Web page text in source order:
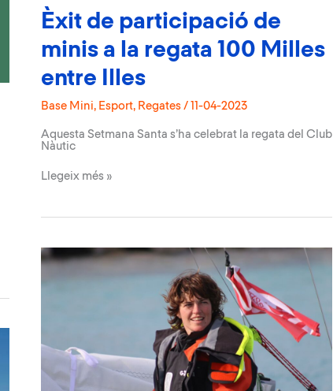
Èxit de participació de
minis a la regata 100 Milles
entre Illes
Base Mini, Esport, Regates / 11-04-2023
Aquesta Setmana Santa s’ha celebrat la regata del Club
Nàutic
Èxit
de
a
la
Llegeix més »